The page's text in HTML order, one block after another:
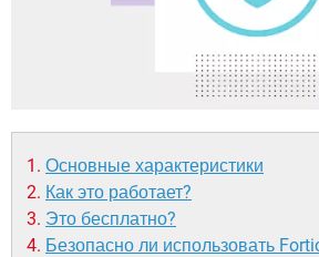
Основные характеристики
Как это работает?
Это бесплатно?
Безопасно ли использовать